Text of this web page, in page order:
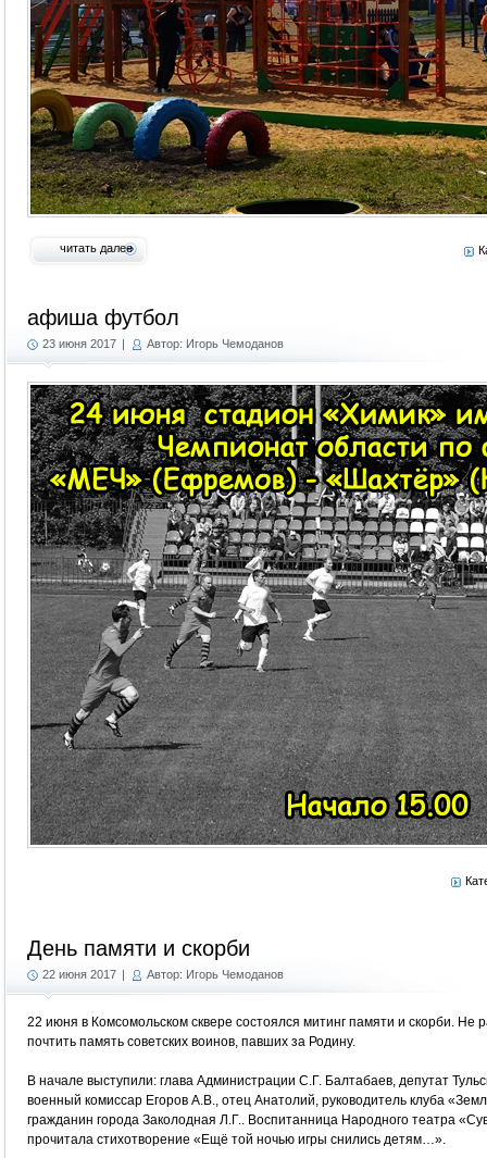
читать далее
афиша футбол
23 июня 2017 | Автор: Игорь Чемоданов
День памяти и скорби
22 июня 2017 | Автор: Игорь Чемоданов
22 июня в Комсомольском сквере состоялся митинг памяти и скорби.
почтить память советских воинов, павших за Родину.
В начале выступили: глава Администрации С.Г. Балтабаев, депутат
военный комиссар Егоров А.В., отец Анатолий, руководитель клуба
гражданин города Заколодная Л.Г.. Воспитанница Народного театра
прочитала стихотворение «Ещё той ночью игры снились детям…».